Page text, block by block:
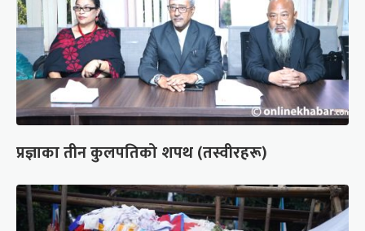
प्रज्ञाका तीन कुलपतिको शपथ (तस्वीरहरू)